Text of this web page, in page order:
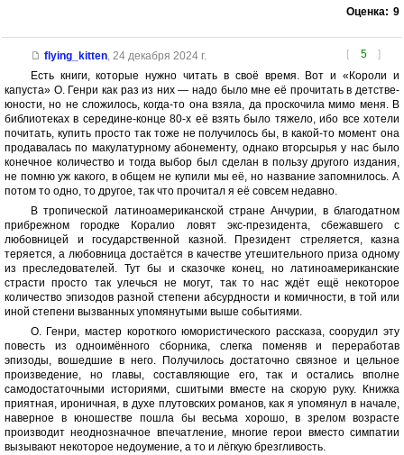
Оценка: 9
[ 5 ]
flying_kitten, 24 декабря 2024 г.
Есть книги, которые нужно читать в своё время. Вот и «Короли и
капуста» О. Генри как раз из них — надо было мне её прочитать в детстве-
юности, но не сложилось, когда-то она взяла, да проскочила мимо меня. В
библиотеках в середине-конце 80-х её взять было тяжело, ибо все хотели
почитать, купить просто так тоже не получилось бы, в какой-то момент она
продавалась по макулатурному абонементу, однако вторсырья у нас было
конечное количество и тогда выбор был сделан в пользу другого издания,
не помню уж какого, в общем не купили мы её, но название запомнилось. А
потом то одно, то другое, так что прочитал я её совсем недавно.
В тропической латиноамериканской стране Анчурии, в благодатном
прибрежном городке Коралио ловят экс-президента, сбежавшего с
любовницей и государственной казной. Президент стреляется, казна
теряется, а любовница достаётся в качестве утешительного приза одному
из преследователей. Тут бы и сказочке конец, но латиноамериканские
страсти просто так улечься не могут, так то нас ждёт ещё некоторое
количество эпизодов разной степени абсурдности и комичности, в той или
иной степени вызванных упомянутыми выше событиями.
О. Генри, мастер короткого юмористического рассказа, соорудил эту
повесть из одноимённого сборника, слегка поменяв и переработав
эпизоды, вошедшие в него. Получилось достаточно связное и цельное
произведение, но главы, составляющие его, так и остались вполне
самодостаточными историями, сшитыми вместе на скорую руку. Книжка
приятная, ироничная, в духе плутовских романов, как я упомянул в начале,
наверное в юношестве пошла бы весьма хорошо, в зрелом возрасте
производит неоднозначное впечатление, многие герои вместо симпатии
вызывают некоторое недоумение, а то и лёгкую брезгливость.